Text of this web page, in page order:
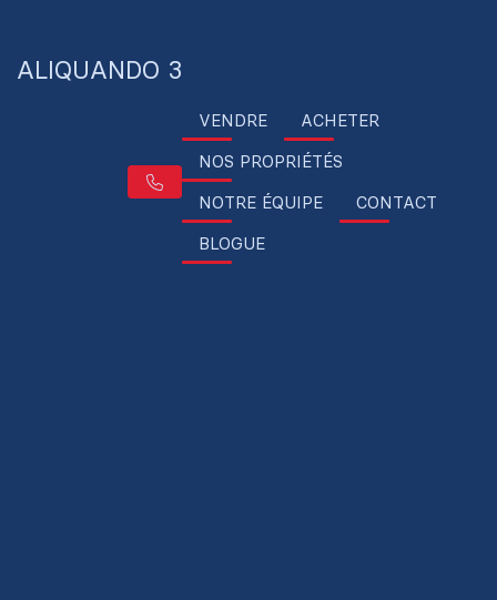
ALIQUANDO 3
VENDRE
ACHETER
NOS PROPRIÉTÉS
NOTRE ÉQUIPE
CONTACT
BLOGUE